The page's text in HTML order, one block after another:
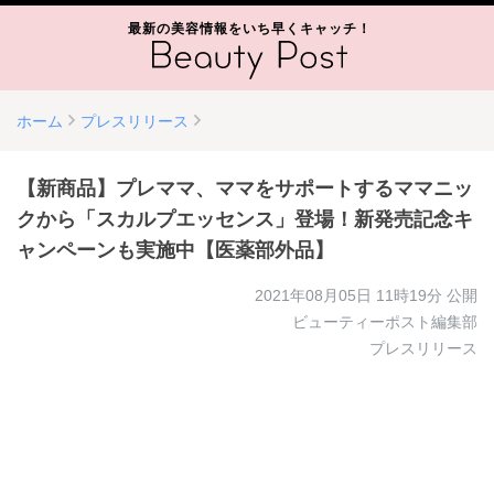
最新の美容情報をいち早くキャッチ！
ホーム プレスリリース
【新商品】プレママ、ママをサポートするママニッ
クから「スカルプエッセンス」登場！新発売記念キ
ャンペーンも実施中【医薬部外品】
2021年08月05日 11時19分 公開
ビューティーポスト編集部
プレスリリース